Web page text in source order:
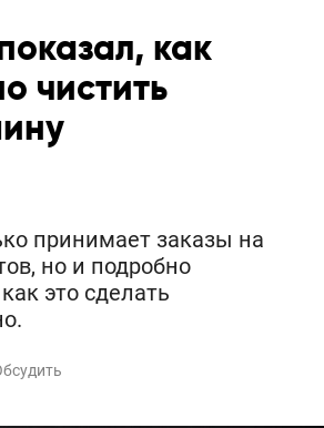
как
чистить
принимает заказы на
но и подробно
это сделать